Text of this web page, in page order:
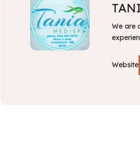
We are
Website